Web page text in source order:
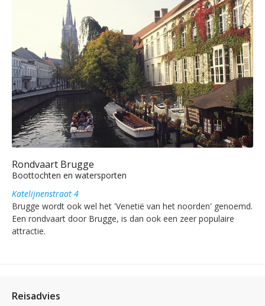
Rondvaart Brugge
Boottochten en watersporten
Katelijnenstraat 4
Brugge wordt ook wel het 'Venetië van het noorden' genoemd.
Een rondvaart door Brugge, is dan ook een zeer populaire
attractie.
Reisadvies